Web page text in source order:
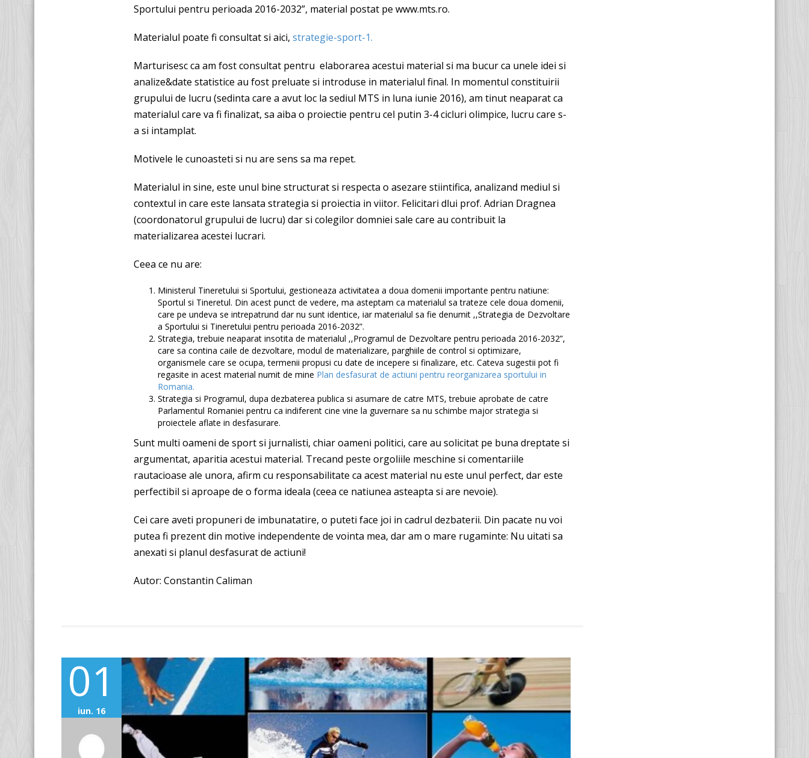
Sportului pentru perioada 2016-2032”, material postat pe www.mts.ro.
Materialul poate fi consultat si aici, strategie-sport-1.
Marturisesc ca am fost consultat pentru elaborarea acestui material si ma bucur ca unele idei si
analize&date statistice au fost preluate si introduse in materialul final. In momentul constituirii
grupului de lucru (sedinta care a avut loc la sediul MTS in luna iunie 2016), am tinut neaparat ca
materialul care va fi finalizat, sa aiba o proiectie pentru cel putin 3-4 cicluri olimpice, lucru care s-
a si intamplat.
Motivele le cunoasteti si nu are sens sa ma repet.
Materialul in sine, este unul bine structurat si respecta o asezare stiintifica, analizand mediul si
contextul in care este lansata strategia si proiectia in viitor. Felicitari dlui prof. Adrian Dragnea
(coordonatorul grupului de lucru) dar si colegilor domniei sale care au contribuit la
materializarea acestei lucrari.
Ceea ce nu are:
Ministerul Tineretului si Sportului, gestioneaza activitatea a doua domenii importante pentru natiune:
Sportul si Tineretul. Din acest punct de vedere, ma asteptam ca materialul sa trateze cele doua domenii,
care pe undeva se intrepatrund dar nu sunt identice, iar materialul sa fie denumit ,,Strategia de Dezvoltare
a Sportului si Tineretului pentru perioada 2016-2032”.
Strategia, trebuie neaparat insotita de materialul ,,Programul de Dezvoltare pentru perioada 2016-2032”,
care sa contina caile de dezvoltare, modul de materializare, parghiile de control si optimizare,
organismele care se ocupa, termenii propusi cu date de incepere si finalizare, etc. Cateva sugestii pot fi
regasite in acest material numit de mine Plan desfasurat de actiuni pentru reorganizarea sportului in
Romania.
Strategia si Programul, dupa dezbaterea publica si asumare de catre MTS, trebuie aprobate de catre
Parlamentul Romaniei pentru ca indiferent cine vine la guvernare sa nu schimbe major strategia si
proiectele aflate in desfasurare.
Sunt multi oameni de sport si jurnalisti, chiar oameni politici, care au solicitat pe buna dreptate si
argumentat, aparitia acestui material. Trecand peste orgoliile meschine si comentariile
rautacioase ale unora, afirm cu responsabilitate ca acest material nu este unul perfect, dar este
perfectibil si aproape de o forma ideala (ceea ce natiunea asteapta si are nevoie).
Cei care aveti propuneri de imbunatatire, o puteti face joi in cadrul dezbaterii. Din pacate nu voi
putea fi prezent din motive independente de vointa mea, dar am o mare rugaminte: Nu uitati sa
anexati si planul desfasurat de actiuni!
Autor: Constantin Caliman
01
iun. 16